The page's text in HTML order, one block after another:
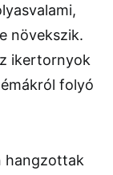
növekszik.
ikertornyok
folyó
hangzottak